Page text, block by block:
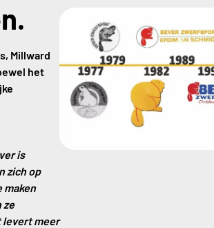
Millward
het
is
zich op
maken
ze
levert meer